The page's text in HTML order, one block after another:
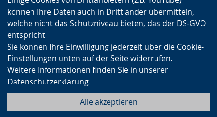
können Ihre Daten auch in Drittländer übermitteln,
welche nicht das Schutzniveau bieten, das der DS-GVO
entspricht.
Sie können Ihre Einwilligung jederzeit über die Cookie-
Einstellungen unten auf der Seite widerrufen.
Weitere Informationen finden Sie in unserer
Datenschutzerklärung.
Alle akzeptieren